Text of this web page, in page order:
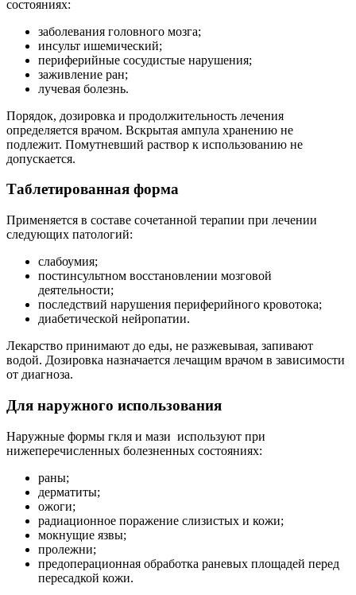
состояниях:
заболевания головного мозга;
инсульт ишемический;
периферийные сосудистые нарушения;
заживление ран;
лучевая болезнь.
Порядок, дозировка и продолжительность лечения
определяется врачом. Вскрытая ампула хранению не
подлежит. Помутневший раствор к использованию не
допускается.
Таблетированная форма
Применяется в составе сочетанной терапии при лечении
следующих патологий:
слабоумия;
постинсультном восстановлении мозговой
деятельности;
последствий нарушения периферийного кровотока;
диабетической нейропатии.
Лекарство принимают до еды, не разжевывая, запивают
водой. Дозировка назначается лечащим врачом в зависимости
от диагноза.
Для наружного использования
Наружные формы гкля и мази используют при
нижеперечисленных болезненных состояниях:
раны;
дерматиты;
ожоги;
радиационное поражение слизистых и кожи;
мокнущие язвы;
пролежни;
предоперационная обработка раневых площадей перед
пересадкой кожи.